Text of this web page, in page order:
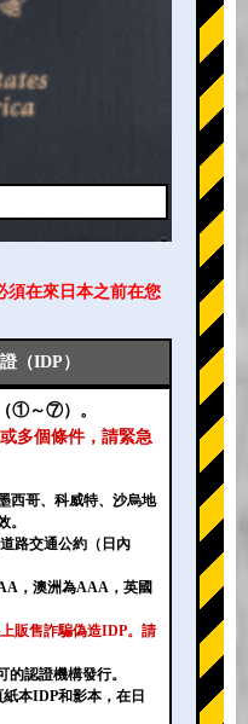
須在來日本之前在您
（IDP）
①～⑦）。
多個條件，請緊急
西哥、科威特、沙烏地
。
路交通公約（日內
，澳洲為AAA，英國
販售詐騙偽造IDP。請
認證機構發行。
本IDP和影本，在日